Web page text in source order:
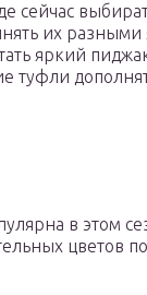
сейчас
их
яркий
туфли
в этом
цветов